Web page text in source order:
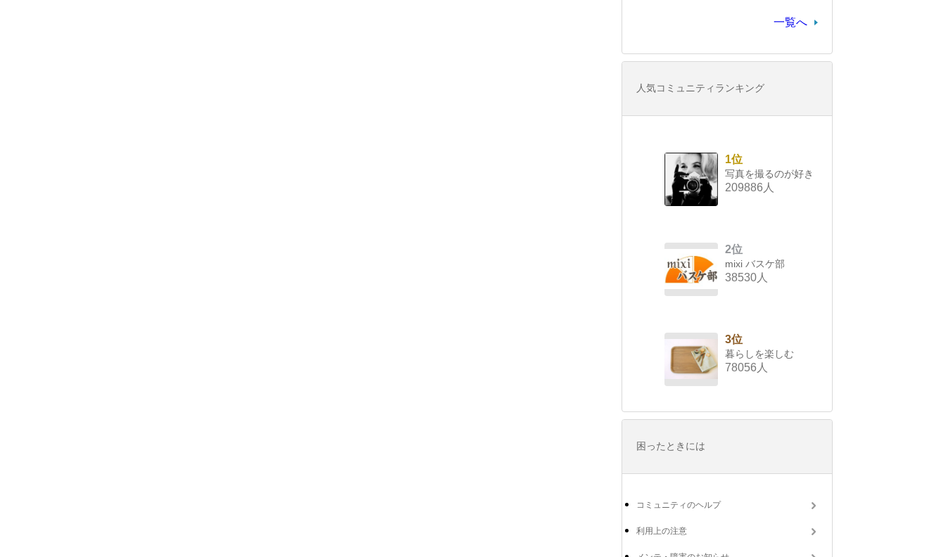
一覧へ
人気コミュニティランキング
1位
写真を撮るのが好き
209886人
2位
mixi バスケ部
38530人
3位
暮らしを楽しむ
78056人
困ったときには
コミュニティのヘルプ
利用上の注意